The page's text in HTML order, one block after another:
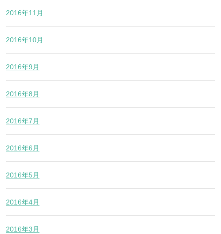
2016年11月
2016年10月
2016年9月
2016年8月
2016年7月
2016年6月
2016年5月
2016年4月
2016年3月